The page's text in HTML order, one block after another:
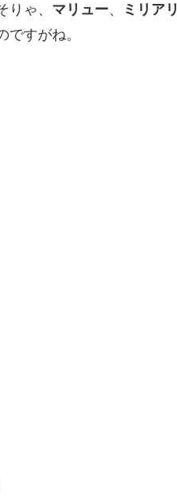
ゃ、 マリュー、
ミリアリ
すがね。